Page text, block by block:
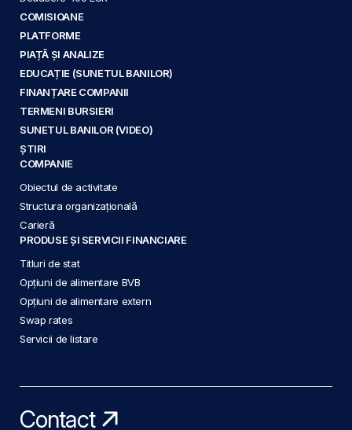
COMISIOANE
PLATFORME
PIAȚĂ ȘI ANALIZE
EDUCAȚIE (SUNETUL BANILOR)
FINANȚARE COMPANII
TERMENI BURSIERI
SUNETUL BANILOR (VIDEO)
ȘTIRI
COMPANIE
Obiectul de activitate
Structura organizațională
Carieră
PRODUSE ȘI SERVICII FINANCIARE
Titluri de stat
Opțiuni de alimentare BVB
Opțiuni de alimentare extern
Swap rates
Servicii de listare
Contact